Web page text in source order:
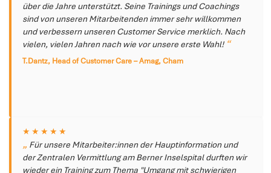
über die Jahre unterstützt. Seine Trainings und Coachings
sind von unseren Mitarbeitenden immer sehr willkommen
und verbessern unseren Customer Service merklich. Nach
vielen, vielen Jahren nach wie vor unsere erste Wahl!
T.Dantz, Head of Customer Care – Amag, Cham
★★★★★
Für unsere Mitarbeiter:innen der Hauptinformation und
der Zentralen Vermittlung am Berner Inselspital durften wir
wieder ein Training zum Thema "Umgang mit schwierigen